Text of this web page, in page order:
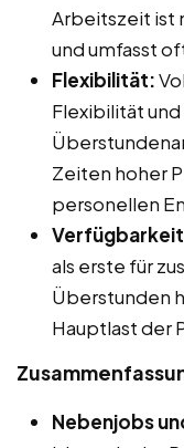
Arbeitszeit ist
und umfasst
Flexibilität:
Flexibilität
Zeiten hoher
personellen
als erste für
Überstunden
Hauptlast der
Nebenjobs